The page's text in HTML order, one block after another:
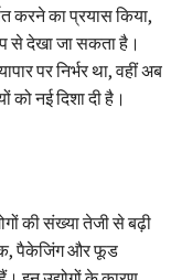
करने का प्रयास किया,
से देखा जा सकता है।
पर निर्भर था, वहीं अब
को नई दिशा दी है।
की संख्या तेजी से बढ़ी
पैकेजिंग और फूड